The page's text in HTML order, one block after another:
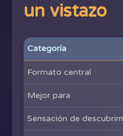
un vistazo
Categoría
Formato central
Mejor para
Sensación de